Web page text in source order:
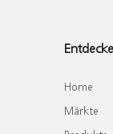
Home
Märkte